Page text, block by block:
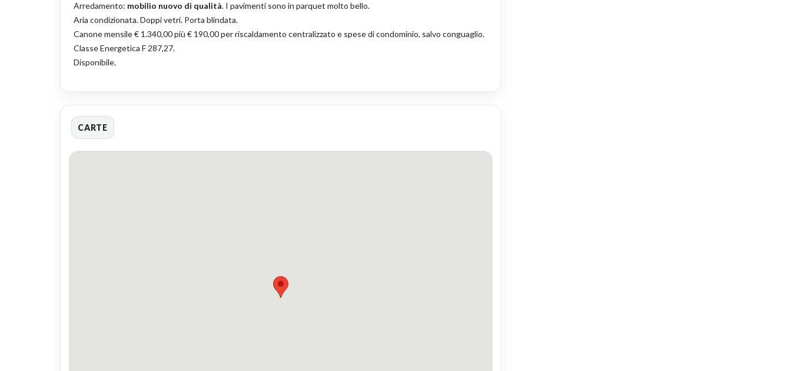
Arredamento: mobilio nuovo di qualità. I pavimenti sono in parquet molto bello.
Aria condizionata. Doppi vetri. Porta blindata.
Canone mensile € 1.340,00 più € 190,00 per riscaldamento centralizzato e spese di condominio, salvo conguaglio.
Classe Energetica F 287,27.
Disponibile.
CARTE